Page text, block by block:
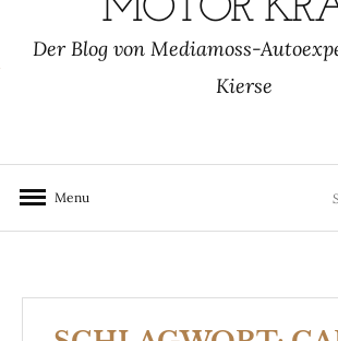
MOTOR
Der Blog von Mediamoss-
Kierse
Menu
for: